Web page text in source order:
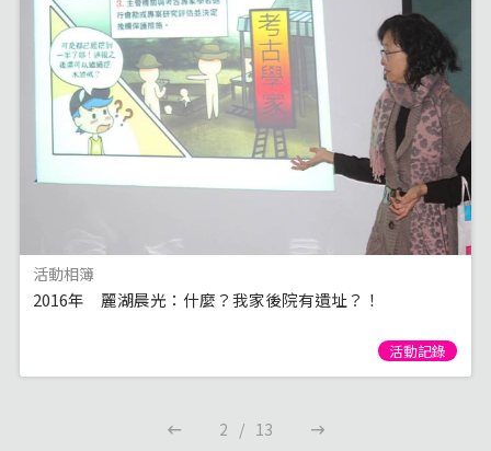
活動相簿
2016年 麗湖晨光：什麼？我家後院有遺址？！
活動記錄
2 / 13